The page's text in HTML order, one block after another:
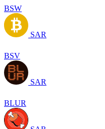
BSW
SAR
BSV
SAR
BLUR